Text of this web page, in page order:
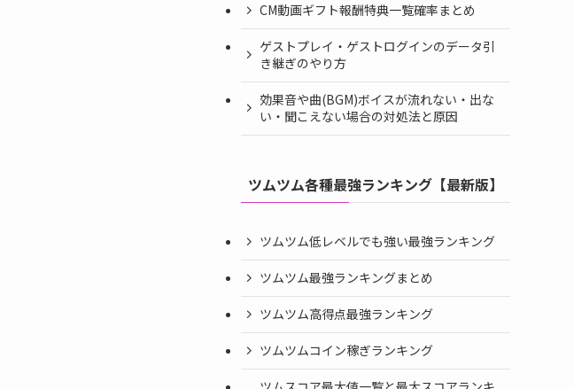
CM動画ギフト報酬特典一覧確率まとめ
ゲストプレイ・ゲストログインのデータ引
き継ぎのやり方
効果音や曲(BGM)ボイスが流れない・出な
い・聞こえない場合の対処法と原因
ツムツム各種最強ランキング【最新版】
ツムツム低レベルでも強い最強ランキング
ツムツム最強ランキングまとめ
ツムツム高得点最強ランキング
ツムツムコイン稼ぎランキング